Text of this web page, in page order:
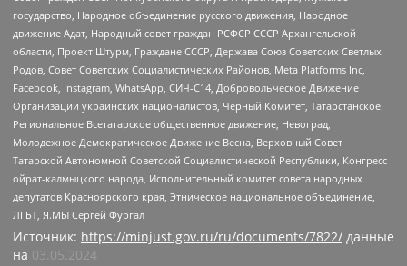
государство, Народное объединение русского движения, Народное
движение Адат, Народный совет граждан РСФСР СССР Архангельской
области, Проект Штурм, Граждане СССР, Держава Союз Советских Светлых
Родов, Совет Советских Социалистических Районов, Meta Platforms Inc,
Facebook, Instagram, WhatsApp, СИЧ-С14, Добровольческое Движение
Организации украинских националистов, Черный Комитет, Татарстанское
Региональное Всетатарское общественное движение, Невоград,
Молодежное Демократическое Движение Весна, Верховный Совет
Татарской Автономной Советской Социалистической Республики, Конгресс
ойрат-калмыцкого народа, Исполнительный комитет совета народных
депутатов Красноярского края, Этническое национальное объединение,
ЛГБТ, Я.МЫ Сергей Фургал
Источник: https://minjust.gov.ru/ru/documents/7822/ данные
на 03.05.2024